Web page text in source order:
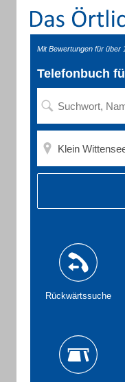
Mit Bewertungen für über
Telefonbuch
Rückwärtssuche